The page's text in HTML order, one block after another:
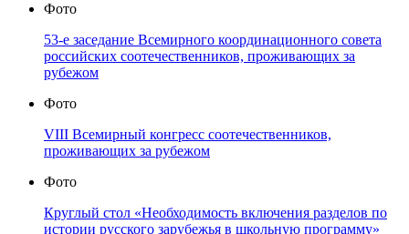
Фото
53-е заседание Всемирного координационного совета
российских соотечественников, проживающих за
рубежом
Фото
VIII Всемирный конгресс соотечественников,
проживающих за рубежом
Фото
Круглый стол «Необходимость включения разделов по
истории русского зарубежья в школьную программу»